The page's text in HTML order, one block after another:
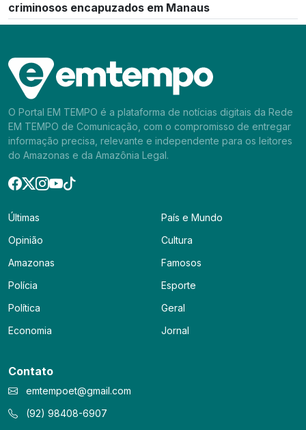
criminosos encapuzados em Manaus
O Portal EM TEMPO é a plataforma de notícias digitais da Rede
EM TEMPO de Comunicação, com o compromisso de entregar
informação precisa, relevante e independente para os leitores
do Amazonas e da Amazônia Legal.
Últimas
Opinião
Amazonas
Polícia
Política
Economia
País e Mundo
Cultura
Famosos
Esporte
Geral
Jornal
Contato
emtempoet@gmail.com
(92) 98408-6907